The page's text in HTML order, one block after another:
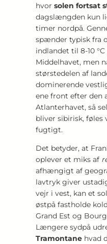
hvor solen fortsat
dagslængden kun
timer nordpå.
spænder typisk fra
indlandet til 8-10
Middelhavet, men
størstedelen af
dominerende
ene front efter den
Atlanterhavet, så
bliver sibirisk, føles
fugtigt.
Det betyder, at
oplever et miks af
afhængigt af
lavtryk giver
vejr i vest, kan et
østpå fastholde
Grand Est og
Længere sydpå
Tramontane hvad